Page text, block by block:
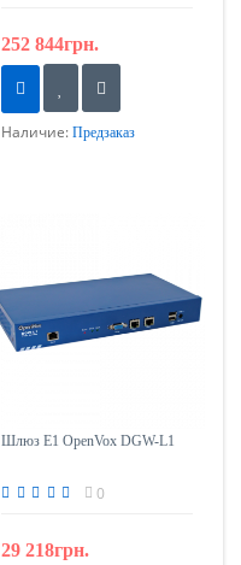
252 844грн.
Наличие: Предзаказ
Шлюз E1 OpenVox DGW-L1
0
29 218грн.